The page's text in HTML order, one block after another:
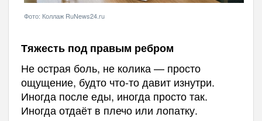
Фото: Коллаж RuNews24.ru
Тяжесть под правым ребром
Не острая боль, не колика — просто
ощущение, будто что-то давит изнутри.
Иногда после еды, иногда просто так.
Иногда отдаёт в плечо или лопатку.